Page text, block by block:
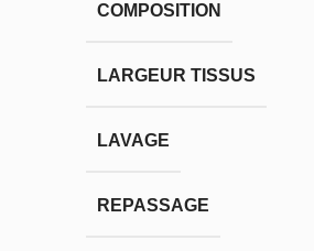
COMPOSITION
LARGEUR TISSUS
LAVAGE
REPASSAGE